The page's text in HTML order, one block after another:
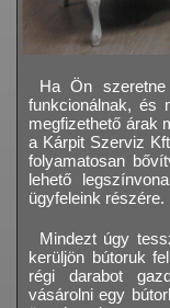
Ha Ön
funkcionálnak, és
megfizethető árak
a Kárpit Szerviz
folyamatosan
lehető
ügyfeleink részére.
Mindezt úgy
kerüljön bútoruk
régi darabot
vásárolni egy